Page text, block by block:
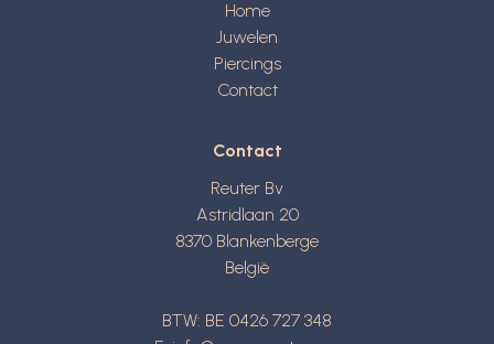
Home
Juwelen
Piercings
Contact
Contact
Reuter Bv
Astridlaan 20
8370 Blankenberge
België
BTW: BE 0426 727 348